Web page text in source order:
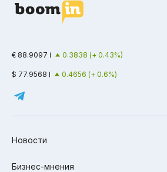
€ 88.9097 0.3838 (+ 0.43%)
$ 77.9568 0.4656 (+ 0.6%)
Новости
Бизнес-мнения